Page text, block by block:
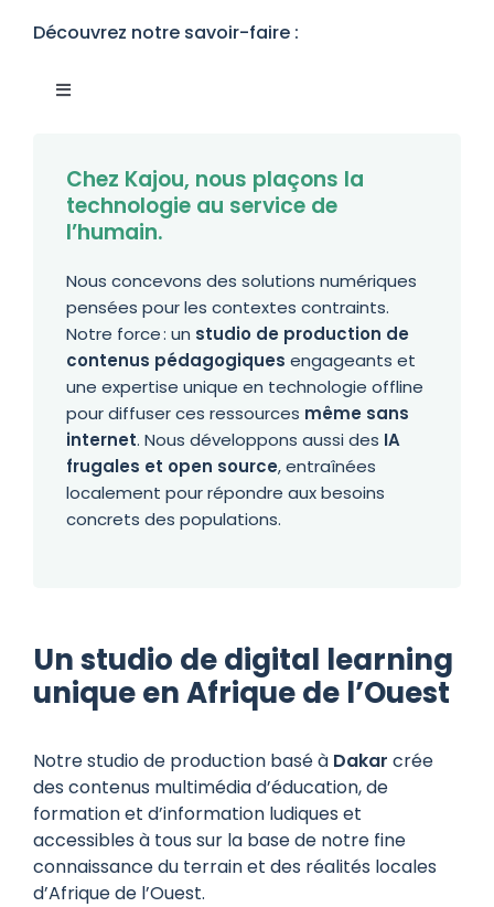
Découvrez notre savoir-faire :
Toggle
Nos assistants IA
Notre techno offline
Chez Kajou, nous plaçons la
technologie au service de
l’humain.
Nous concevons des solutions numériques
pensées pour les contextes contraints.
Notre force : un studio de production de
contenus pédagogiques engageants et
une expertise unique en technologie offline
pour diffuser ces ressources même sans
internet. Nous développons aussi des IA
frugales et open source, entraînées
localement pour répondre aux besoins
concrets des populations.
Un studio de digital learning
unique en Afrique de l’Ouest
Notre studio de production basé à Dakar crée
des contenus multimédia d’éducation, de
formation et d’information ludiques et
accessibles à tous sur la base de notre fine
connaissance du terrain et des réalités locales
d’Afrique de l’Ouest.